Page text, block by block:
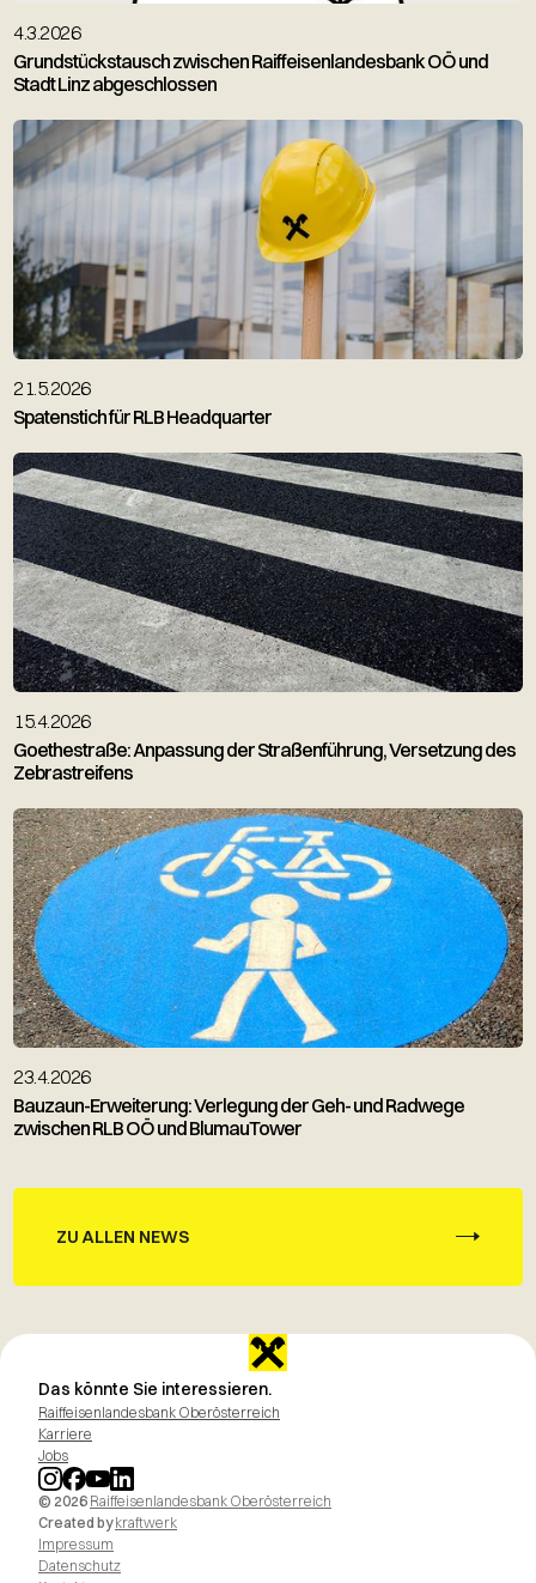
4.3.2026
Grundstückstausch zwischen Raiffeisenlandesbank OÖ und
Stadt Linz abgeschlossen
21.5.2026
Spatenstich für RLB Headquarter
15.4.2026
Goethestraße: Anpassung der Straßenführung, Versetzung des
Zebrastreifens
23.4.2026
Bauzaun-Erweiterung: Verlegung der Geh- und Radwege
zwischen RLB OÖ und BlumauTower
ZU ALLEN NEWS
Das könnte Sie interessieren.
Raiffeisenlandesbank Oberösterreich
Karriere
Jobs
© 2026 Raiffeisenlandesbank Oberösterreich
Created bykraftwerk
Impressum
Datenschutz